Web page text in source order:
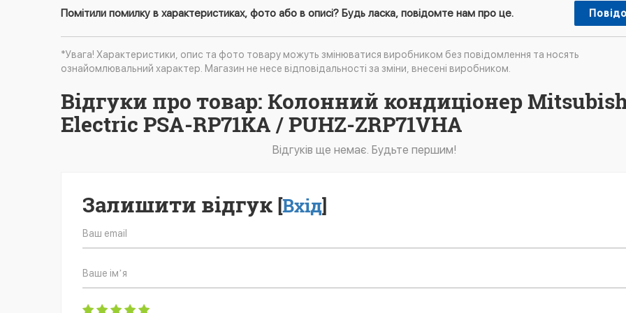
Помітили помилку в характеристиках, фото або в описі? Будь ласка, повідомте нам про це.
*Увага! Характеристики, опис та фото товару можуть змінюватися виробником без повідомлення та носять
ознайомлювальний характер. Магазин не несе відповідальності за зміни, внесені виробником.
Відгуки про товар: Колонний кондиціонер
Electric PSA-RP71KA / PUHZ-ZRP71VHA
Відгуків ще немає. Будьте першим!
Залишити відгук [Вхід]